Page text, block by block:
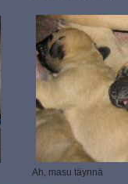
Ah, masu täynnä